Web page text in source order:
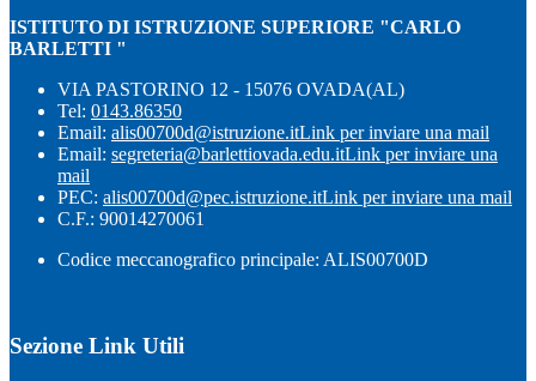
ISTITUTO DI ISTRUZIONE SUPERIORE "CARLO
BARLETTI "
VIA PASTORINO 12 - 15076 OVADA(AL)
Tel: 0143.86350
Email: alis00700d@istruzione.itLink per inviare una mail
Email: segreteria@barlettiovada.edu.itLink per inviare una
mail
PEC: alis00700d@pec.istruzione.itLink per inviare una mail
C.F.: 90014270061
Codice meccanografico principale: ALIS00700D
Sezione Link Utili